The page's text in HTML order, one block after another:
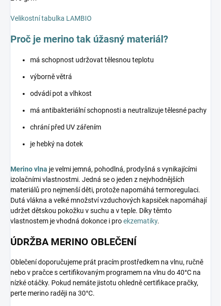
Velikostní tabulka LAMBIO
Proč je merino tak úžasný materiál?
má schopnost udržovat tělesnou teplotu
výborně větrá
odvádí pot a vlhkost
má antibakteriální schopnosti a neutralizuje tělesné pachy
chrání před UV zářením
je hebký na dotek
Merino vlna je velmi jemná, pohodlná, prodyšná s vynikajícími
izolačními vlastnostmi. Jedná se o jeden z nejvhodnějších
materiálů pro nejmenší děti, protože napomáhá termoregulaci.
Dutá vlákna a velké množství vzduchových kapsiček napomáhají
udržet dětskou pokožku v suchu a v teple. Díky těmto
vlastnostem je vhodná dokonce i proekzematiky.
ÚDRŽBA MERINO OBLEČENÍ
Oblečení doporučujeme prát pracím prostředkem na vlnu, ručně
nebo v pračce s certifikovaným programem na vlnu do 40°C na
nízké otáčky. Pokud nemáte jistotu ohledně certifikace pračky,
perte merino raději na 30°C.